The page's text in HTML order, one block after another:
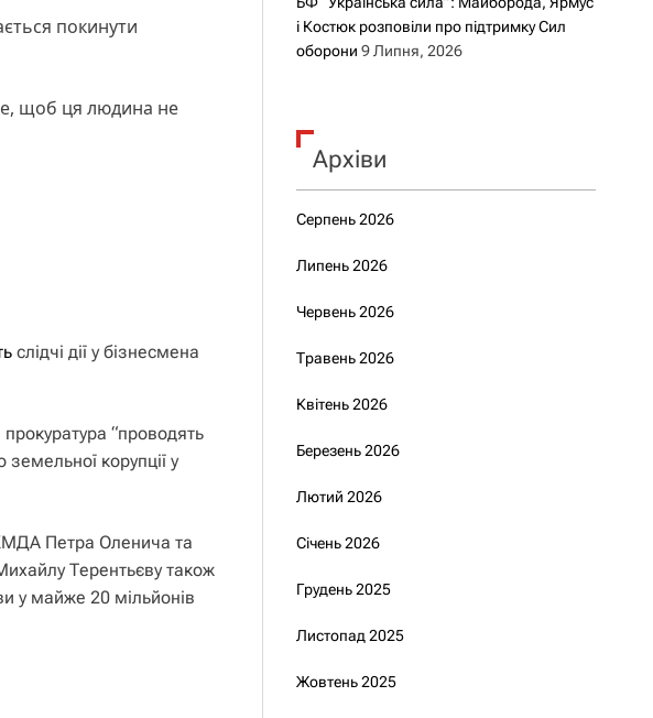
покинути
щоб ця людина не
слідчі дії у бізнесмена
“проводять
корупції у
Петра Оленича та
Терентьєву також
у майже 20 мільйонів
і Костюк розповіли про підтримку Сил
оборони 9 Липня, 2026
Архіви
Серпень 2026
Липень 2026
Червень 2026
Травень 2026
Квітень 2026
Березень 2026
Лютий 2026
Січень 2026
Грудень 2025
Листопад 2025
Жовтень 2025